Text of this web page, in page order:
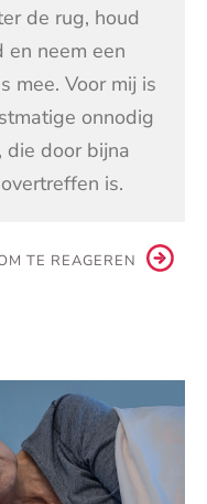
de rug, houd
neem een
mee. Voor mij is
onnodig
die door bijna
is.
TE REAGEREN